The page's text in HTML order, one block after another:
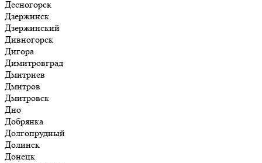
Десногорск
Дзержинск
Дзержинский
Дивногорск
Дигора
Димитровград
Дмитриев
Дмитров
Дмитровск
Дно
Добрянка
Долгопрудный
Долинск
Донецк